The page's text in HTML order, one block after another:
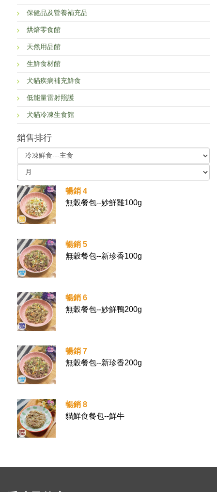
保健品及營養補充品
烘焙零食館
天然用品館
生鮮食材館
犬貓疾病補充鮮食
低能量雷射照護
犬貓冷凍生食館
銷售排行
暢銷 4
無穀餐包--妙鮮雞100g
暢銷 5
無穀餐包--新珍香100g
暢銷 6
無穀餐包--妙鮮鴨200g
暢銷 7
無穀餐包--新珍香200g
暢銷 8
貓鮮食餐包--鮮牛